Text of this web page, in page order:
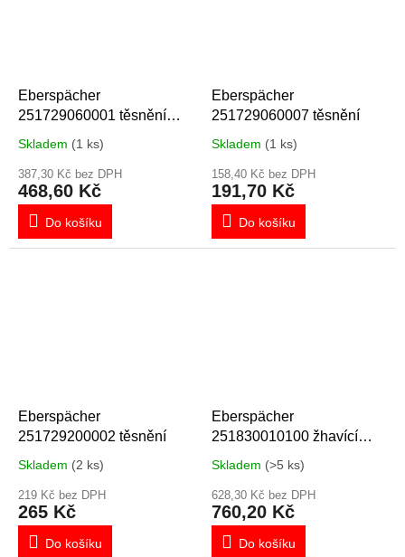
Eberspächer
251729060001 těsnění
AIRTRONIC L-B5/D5
Skladem (1 ks)
387,30 Kč bez DPH
468,60 Kč
Do košíku
Eberspächer
251729060007 těsnění
Skladem (1 ks)
158,40 Kč bez DPH
191,70 Kč
Do košíku
Eberspächer
251729200002 těsnění
Skladem (2 ks)
219 Kč bez DPH
265 Kč
Do košíku
Eberspächer
251830010100 žhavící
Skladem (>5 ks)
628,30 Kč bez DPH
760,20 Kč
Do košíku